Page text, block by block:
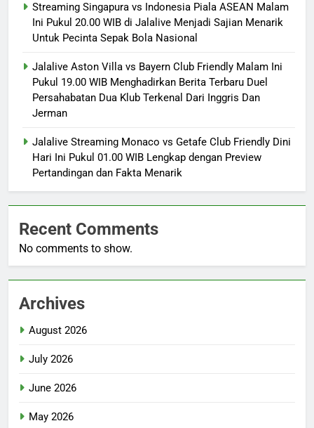
Streaming Singapura vs Indonesia Piala ASEAN Malam
Ini Pukul 20.00 WIB di Jalalive Menjadi Sajian Menarik
Untuk Pecinta Sepak Bola Nasional
Jalalive Aston Villa vs Bayern Club Friendly Malam Ini
Pukul 19.00 WIB Menghadirkan Berita Terbaru Duel
Persahabatan Dua Klub Terkenal Dari Inggris Dan
Jerman
Jalalive Streaming Monaco vs Getafe Club Friendly Dini
Hari Ini Pukul 01.00 WIB Lengkap dengan Preview
Pertandingan dan Fakta Menarik
Recent Comments
No comments to show.
Archives
August 2026
July 2026
June 2026
May 2026